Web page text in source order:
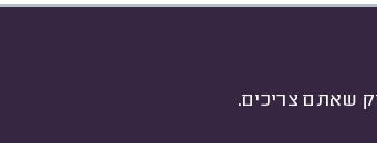
שאתם צריכים.